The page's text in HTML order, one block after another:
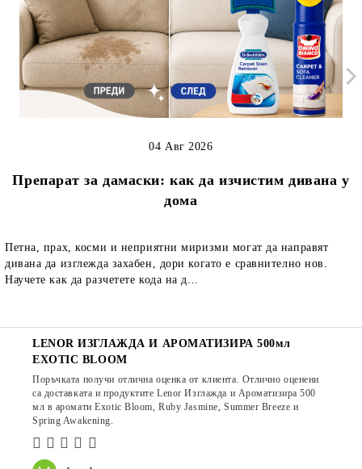
Препарат за дамаски: как да изчистим дивана у
дома
04 Авг 2026
Петна, прах, косми и неприятни миризми могат да направят
дивана да изглежда захабен, дори когато е сравнително нов.
Научете как да разчетете кода на д...
LENOR ИЗГЛАЖДА И АРОМАТИЗИРА 500мл
EXOTIC BLOOM
Поръчката получи отлична оценка от клиента. Отлично оценени
са доставката и продуктите Lenor Изглажда и Ароматизира 500
мл в аромати Exotic Bloom, Ruby Jasmine, Summer Breeze и
Spring Awakening.